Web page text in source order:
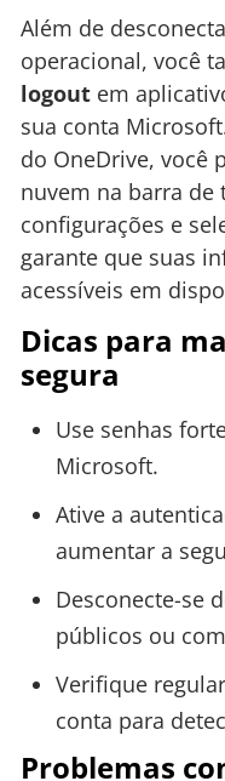
Além de
operacional, você
logout em
sua conta
do OneDrive, você
nuvem na barra de
configurações e
garante que suas
acessíveis em
Dicas para
segura
Use senhas
Microsoft.
Ative a
aumentar a
Desconecte-se
públicos ou
Verifique
conta para
Problemas